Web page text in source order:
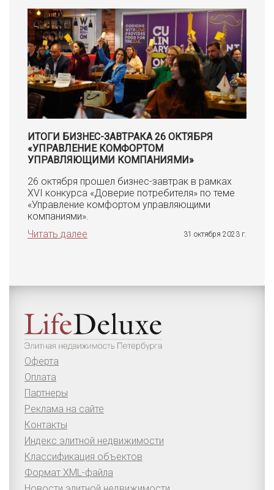
ИТОГИ БИЗНЕС-ЗАВТРАКА 26 ОКТЯБРЯ
«УПРАВЛЕНИЕ КОМФОРТОМ
УПРАВЛЯЮЩИМИ КОМПАНИЯМИ»
26 октября прошел бизнес-завтрак в рамках
XVI конкурса «Доверие потребителя» по теме
«Управление комфортом управляющими
компаниями».
Читать далее
31 октября 2023 г.
Оферта
Оплата
Партнеры
Реклама на сайте
Контакты
Индекс элитной недвижимости
Классификация объектов
Формат XML-файла